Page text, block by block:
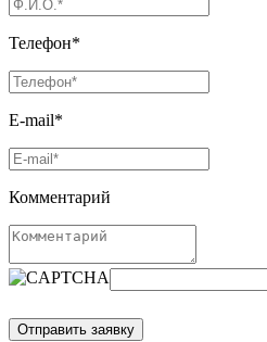
Телефон*
E-mail*
Комментарий